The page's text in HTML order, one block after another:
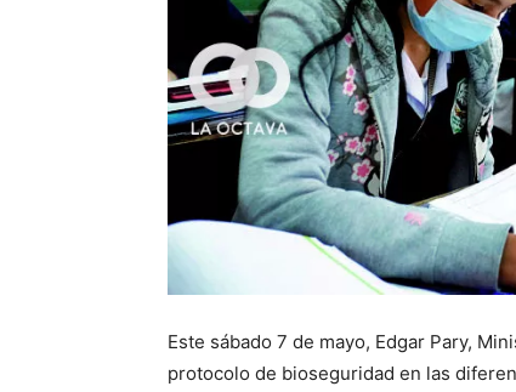
Este sábado 7 de mayo, Edgar Pary,
protocolo de bioseguridad en las